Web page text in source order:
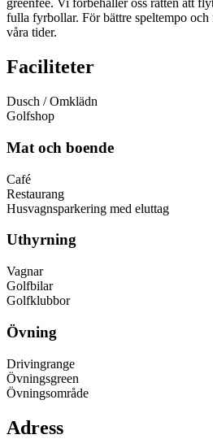
greenfee. Vi förbehåller oss rätten att
fulla fyrbollar. För bättre speltempo
våra tider.
Faciliteter
Dusch / Omklädn
Golfshop
Mat och boende
Café
Restaurang
Husvagnsparkering med eluttag
Uthyrning
Vagnar
Golfbilar
Golfklubbor
Övning
Drivingrange
Övningsgreen
Övningsområde
Adress